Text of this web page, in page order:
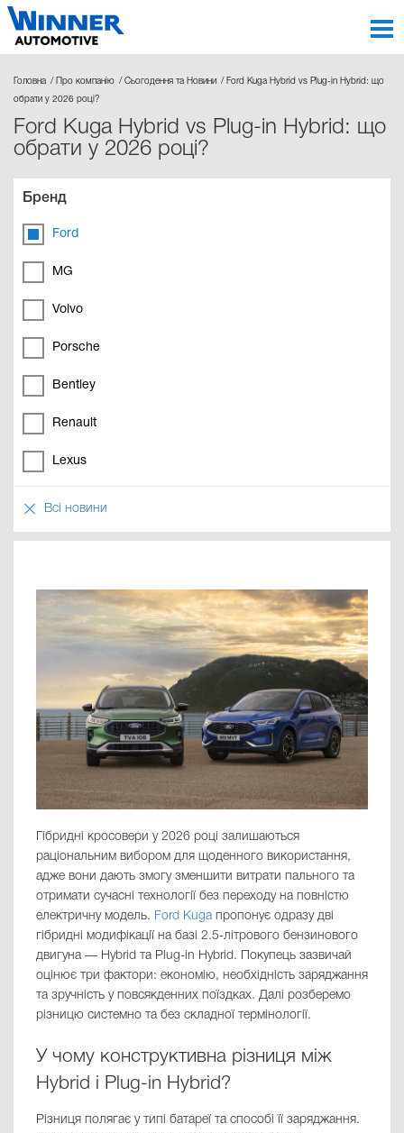
Головна Про компанію Сьогодення та Новини Ford Kuga Hybrid vs Plug-in Hybrid: що
обрати у 2026 році?
Ford Kuga Hybrid vs Plug-in Hybrid: що
обрати у 2026 році?
Бренд
Ford
MG
Volvo
Porsche
Bentley
Renault
Lexus
Всі новини
Гібридні кросовери у 2026 році залишаються
раціональним вибором для щоденного використання,
адже вони дають змогу зменшити витрати пального та
отримати сучасні технології без переходу на повністю
електричну модель. Ford Kuga пропонує одразу дві
гібридні модифікації на базі 2.5-літрового бензинового
двигуна — Hybrid та Plug-in Hybrid. Покупець зазвичай
оцінює три фактори: економію, необхідність заряджання
та зручність у повсякденних поїздках. Далі розберемо
різницю системно та без складної термінології.
У чому конструктивна різниця між
Hybrid і Plug-in Hybrid?
Різниця полягає у типі батареї та способі її заряджання.